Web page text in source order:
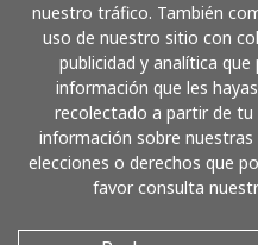
nuestro tráfico. También
uso de nuestro sitio con
publicidad y analítica
información que les
recolectado a partir de tu
información sobre
elecciones o derechos que
favor consulta